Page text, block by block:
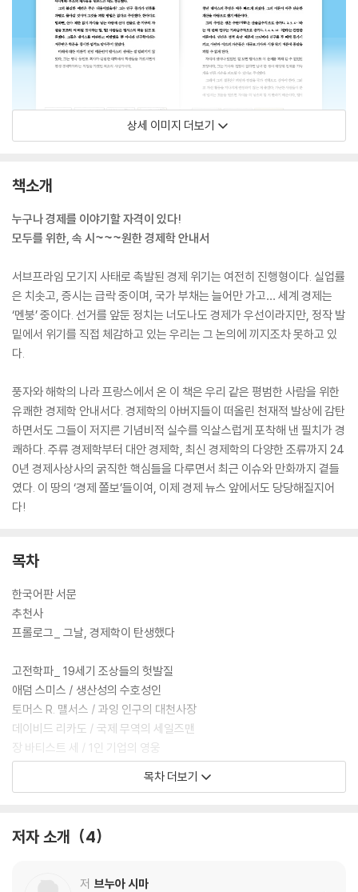
상세 이미지 더보기
책소개
누구나 경제를 이야기할 자격이 있다!
모두를 위한, 속 시~~~원한 경제학 안내서
서브프라임 모기지 사태로 촉발된 경제 위기는 여전히 진행형이다. 실업률
은 치솟고, 증시는 급락 중이며, 국가 부채는 늘어만 가고… 세계 경제는
‘멘붕’ 중이다. 선거를 앞둔 정치는 너도나도 경제가 우선이라지만, 정작 발
밑에서 위기를 직접 체감하고 있는 우리는 그 논의에 끼지조차 못하고 있
다.
풍자와 해학의 나라 프랑스에서 온 이 책은 우리 같은 평범한 사람을 위한
유쾌한 경제학 안내서다. 경제학의 아버지들이 떠올린 천재적 발상에 감탄
하면서도 그들이 저지른 기념비적 실수를 익살스럽게 포착해 낸 필치가 경
쾌하다. 주류 경제학부터 대안 경제학, 최신 경제학의 다양한 조류까지 24
0년 경제사상사의 굵직한 핵심들을 다루면서 최근 이슈와 만화까지 곁들
였다. 이 땅의 ‘경제 쫄보’들이여, 이제 경제 뉴스 앞에서도 당당해질지어
다!
목차
한국어판 서문
추천사
프롤로그_ 그날, 경제학이 탄생했다
고전학파_ 19세기 조상들의 헛발질
애덤 스미스 / 생산성의 수호성인
토머스 R. 맬서스 / 과잉 인구의 대천사장
데이비드 리카도 / 국제 무역의 세일즈맨
장 바티스트 세 / 1인 기업의 영웅
프레데릭 바스티아 / 관세 철폐자
존 스튜어트 밀 / 물렁한 좌파의 시조
샤를 푸리에 / 팔랑스테르의 무능력자
레옹 발라 / 방정식의 강신술사
목차 더보기
저자 소개 4
저 브누아 시마